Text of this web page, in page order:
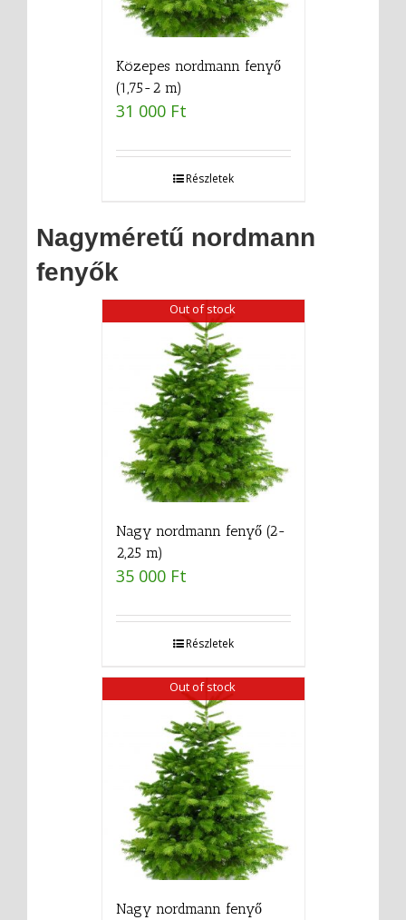
Közepes nordmann fenyő
(1,75-2 m)
31 000 Ft
Részletek
Nagyméretű nordmann
fenyők
Out of stock
Nagy nordmann fenyő (2-
2,25 m)
35 000 Ft
Részletek
Out of stock
Nagy nordmann fenyő